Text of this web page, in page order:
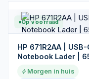
Op voorraad
HP 671R2AA | USB-
Notebook Lader |
Morgen in huis